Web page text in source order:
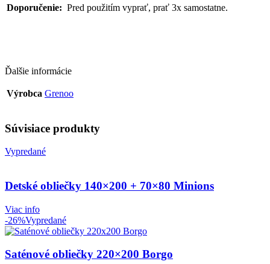
Doporučenie: Pred použitím vyprať, prať 3x samostatne.
Ďalšie informácie
Výrobca Grenoo
Súvisiace produkty
Vypredané
Detské obliečky 140×200 + 70×80 Minions
Viac info
-26%Vypredané
Saténové obliečky 220×200 Borgo